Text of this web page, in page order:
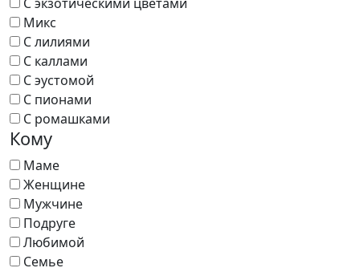
Микс
С лилиями
С каллами
С эустомой
С пионами
С ромашками
Кому
Маме
Женщине
Мужчине
Подруге
Любимой
Семье